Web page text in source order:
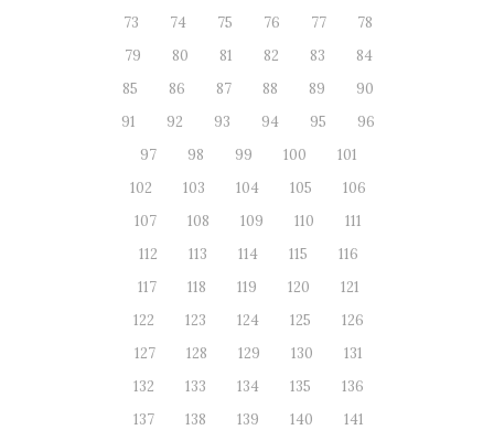
73
74 75 76 77
78
79
80 81 82 83
84
85
86 87 88 89
90
91
92 93 94 95
96
97
98 99 100
101
102
103 104 105
106
107
108 109 110
111
112
113 114 115
116
117
118 119 120
121
122
123 124 125
126
127
128 129 130
131
132
133 134 135
136
137
138 139 140
141